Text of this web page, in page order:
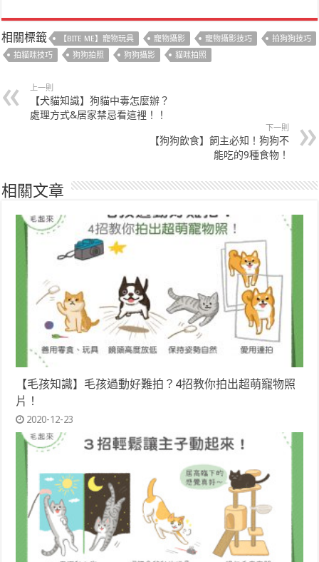
相關標籤 【BITE ME】寵物玩具 寵物攝影 寵物攝影技巧
拍狗狗技巧
拍貓咪技巧
狗狗拍照 狗狗攝影 貓咪拍照
上一則
【犬貓知識】狗貓中毒怎麼辦？
處理方式&居家禁忌看這裡！！
下一則
【狗狗飲食】飼主必知！狗狗不
能吃的9種食物！
相關文章
【毛孩知識】毛孩過動好難拍？4招教你拍出超萌寵物照
片！
2020-12-23